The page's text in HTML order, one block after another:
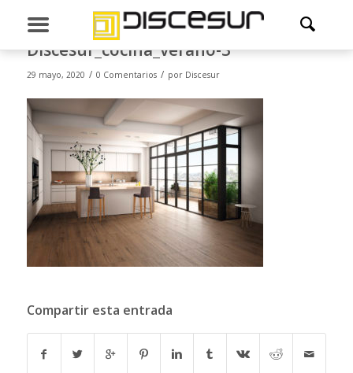
Discesur_cocina_verano-3
29 mayo, 2020 / 0 Comentarios / por Discesur
Compartir esta entrada